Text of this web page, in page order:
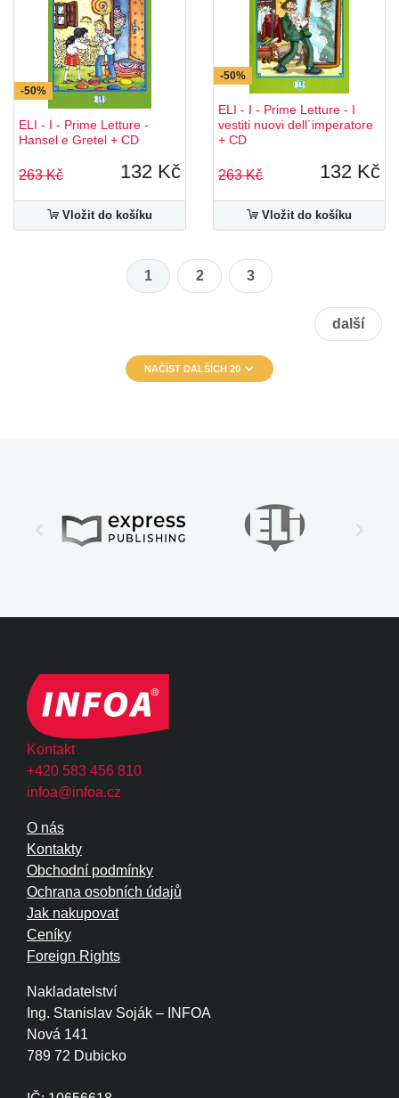
-50%
ELI - I - Prime Letture -
Hansel e Gretel + CD
263 Kč 132 Kč
Vložit do košíku
-50%
ELI - I - Prime Letture - I
vestiti nuovi dell´imperatore
+ CD
263 Kč 132 Kč
Vložit do košíku
1 2 3
další
NAČÍST DALŠÍCH 20
Kontakt
+420 583 456 810
infoa@infoa.cz
Nakladatelství
Ing. Stanislav Soják – INFOA
Nová 141
789 72 Dubicko
O nás
Kontakty
Obchodní podmínky
Ochrana osobních údajů
Jak nakupovat
Ceníky
Foreign Rights